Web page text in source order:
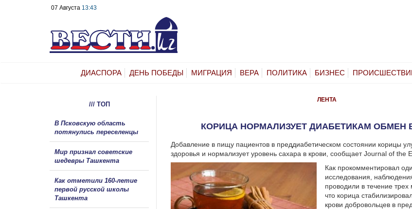
07 Августа 13:43
ДИАСПОРА ДЕНЬ ПОБЕДЫ МИГРАЦИЯ ВЕРА ПОЛИТИКА БИЗНЕС
ЛЕНТА
КОРИЦА НОРМАЛИЗУЕТ ДИАБЕТИКАМ ОБМЕН
Добавление в пищу пациентов в преддиабетическом состоянии корицы
здоровья и нормализует уровень сахара в крови, сообщает Journal of the
Как прокомментировал
исследования,
проводили в течение
что корица
крови добровольцев в
/// ТОП
В Псковскую область
потянулись переселенцы
Мир признал советские
шедевры Ташкента
Как отметили 160-летие
первой русской школы
Ташкента